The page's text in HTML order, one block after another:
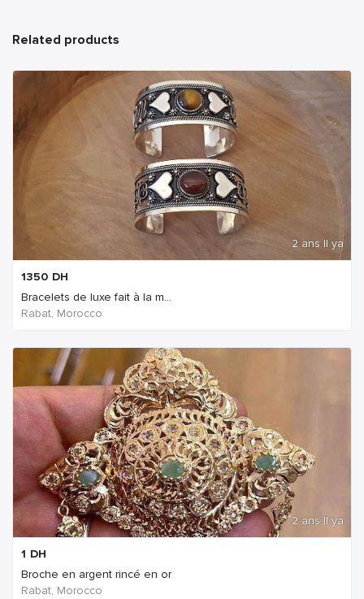
Related products
2 ans Il ya
1350 DH
Bracelets de luxe fait à la m...
Rabat, Morocco
2 ans Il ya
1 DH
Broche en argent rincé en or
Rabat, Morocco